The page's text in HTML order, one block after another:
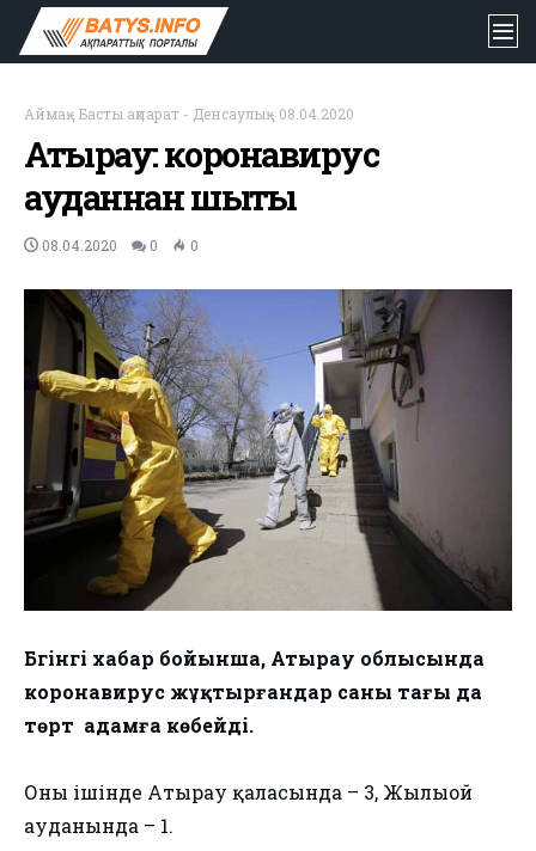
Аймақ- Басты ақпарат - Денсаулық- 08.04.2020
Атырау: коронавирус
ауданнан шықты
08.04.2020 0 0
Бүгінгі хабар бойынша, Атырау облысында
коронавирус жұқтырғандар саны тағы да
төрт адамға көбейді.
Оның ішінде Атырау қаласында – 3, Жылыой
ауданында – 1.